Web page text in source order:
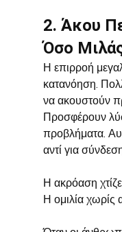
2. Άκου
Όσο
Η επιρροή
κατανόηση.
να ακουστούν
Προσφέρουν
προβλήματα.
αντί για
Η ακρόαση
Η ομιλία χωρίς